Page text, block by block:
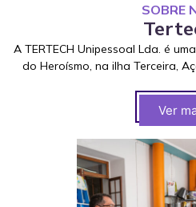
SOBRE
A TERTECH Unipessoal Lda. é
do Heroísmo, na ilha Terceira,
Ver